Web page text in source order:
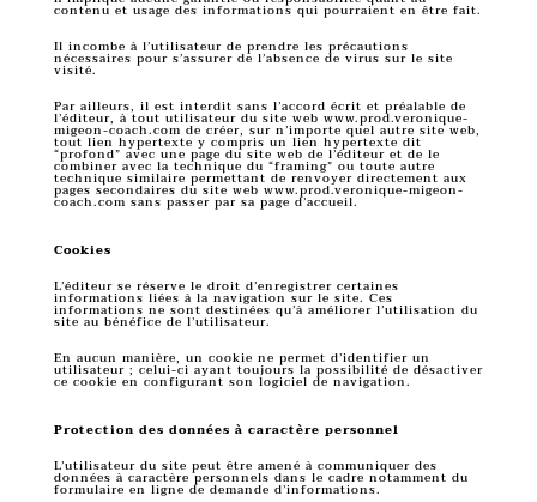
contenu et usage des informations qui pourraient en être fait.
Il incombe à l’utilisateur de prendre les précautions
nécessaires pour s’assurer de l’absence de virus sur le site
visité.
Par ailleurs, il est interdit sans l’accord écrit et préalable de
l’éditeur, à tout utilisateur du site web www.prod.veronique-
migeon-coach.com de créer, sur n’importe quel autre site web,
tout lien hypertexte y compris un lien hypertexte dit
“profond” avec une page du site web de l’éditeur et de le
combiner avec la technique du “framing” ou toute autre
technique similaire permettant de renvoyer directement aux
pages secondaires du site web www.prod.veronique-migeon-
coach.com sans passer par sa page d’accueil.
Cookies
L’éditeur se réserve le droit d’enregistrer certaines
informations liées à la navigation sur le site. Ces
informations ne sont destinées qu’à améliorer l’utilisation du
site au bénéfice de l’utilisateur.
En aucun manière, un cookie ne permet d’identifier un
utilisateur ; celui-ci ayant toujours la possibilité de désactiver
ce cookie en configurant son logiciel de navigation.
Protection des données à caractère personnel
L’utilisateur du site peut être amené à communiquer des
données à caractère personnels dans le cadre notamment du
formulaire en ligne de demande d’informations.